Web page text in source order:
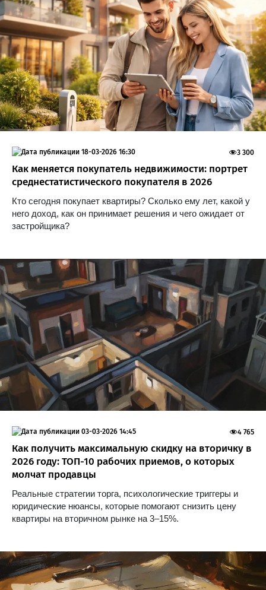
Как меняется покупатель недвижимости: портрет
среднестатистического покупателя в 2026
Кто сегодня покупает квартиры? Сколько ему лет, какой у
него доход, как он принимает решения и чего ожидает от
застройщика?
3 300
18-03-2026 16:30
Как получить максимальную скидку на вторичку в
2026 году: ТОП-10 рабочих приемов, о которых
молчат продавцы
Реальные стратегии торга, психологические триггеры и
юридические нюансы, которые помогают снизить цену
квартиры на вторичном рынке на 3–15%.
4 765
03-03-2026 14:45